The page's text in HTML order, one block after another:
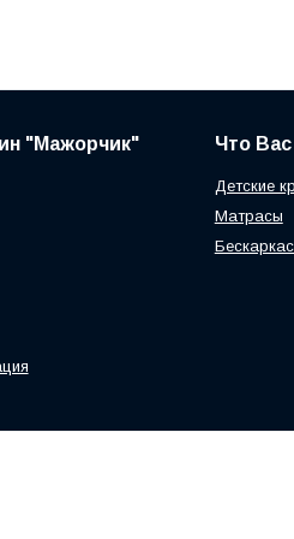
"Мажорчик" Что
Детские
Матрасы